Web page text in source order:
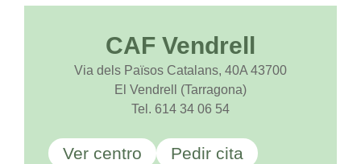
CAF Vendrell
Via dels Països Catalans, 40A 43700
El Vendrell (Tarragona)
Tel. 614 34 06 54
Ver centro Pedir cita